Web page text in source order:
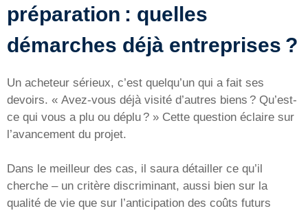
préparation : quelles
démarches déjà entreprises ?
Un acheteur sérieux, c’est quelqu’un qui a fait ses
devoirs. « Avez-vous déjà visité d’autres biens ? Qu’est-
ce qui vous a plu ou déplu ? » Cette question éclaire sur
l’avancement du projet.
Dans le meilleur des cas, il saura détailler ce qu’il
cherche – un critère discriminant, aussi bien sur la
qualité de vie que sur l’anticipation des coûts futurs